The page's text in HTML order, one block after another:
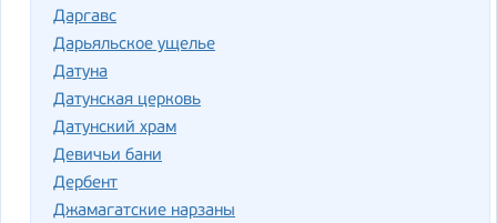
Даргавс
Дарьяльское ущелье
Датуна
Датунская церковь
Датунский храм
Девичьи бани
Дербент
Джамагатские нарзаны